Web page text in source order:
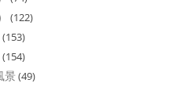
(122)
(153)
(154)
景 (49)